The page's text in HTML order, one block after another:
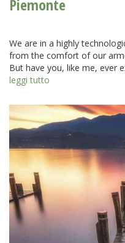
Piemonte
We are in a highly
from the comfort of our
But have you, like me, ever
leggi tutto